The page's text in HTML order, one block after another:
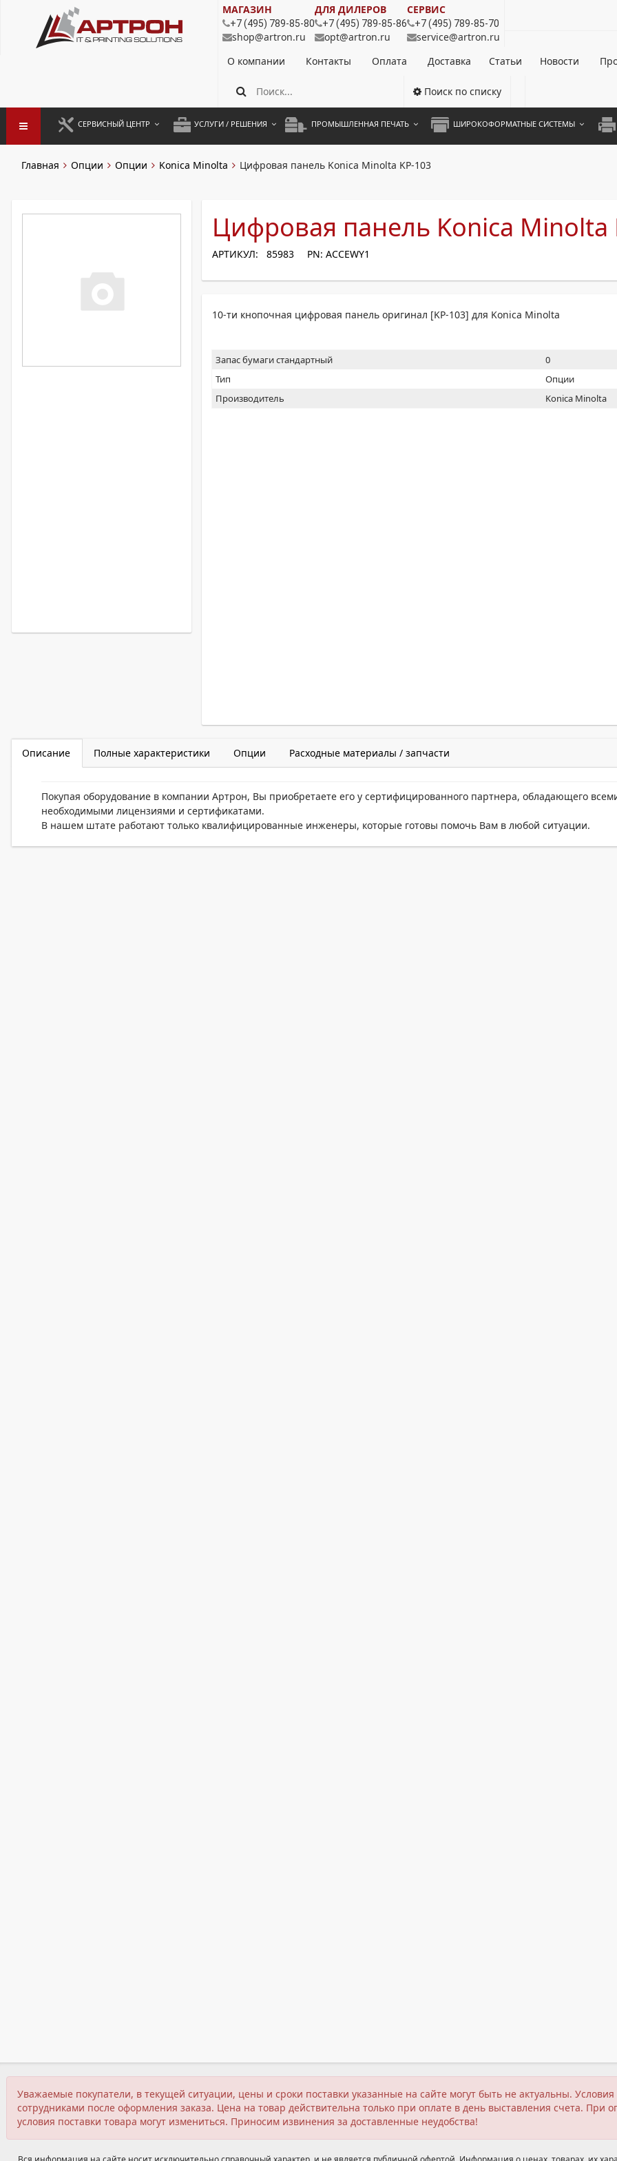
МАГАЗИН
+7 (495) 789-85-80
shop@artron.ru
ДЛЯ ДИЛЕРОВ
+7 (495) 789-85-86
opt@artron.ru
СЕРВИС
+7 (495) 789-85-70
service@artron.ru
О компании
Контакты Оплата Доставка Статьи Новости
Поиск по списку
СЕРВИСНЫЙ ЦЕНТР УСЛУГИ / РЕШЕНИЯ
АРЕНДА ОБОРУДОВАНИЯ
ПРОМЫШЛЕННАЯ ПЕЧАТЬ ШИРОКОФОРМАТНЫЕ СИСТЕМЫ
А4
Главная Опции Опции Konica Minolta Цифровая панель Konica Minolta KP-103
Цифровая панель Konica Minolta
АРТИКУЛ: 85983 PN: ACCEWY1
10-ти кнопочная цифровая панель оригинал [KP-103] для Konica Minolta
Запас бумаги стандартный
0
Тип
Опции
Производитель
Konica Minolta
Описание Полные характеристики Опции Расходные материалы / запчасти
Покупая оборудование в компании Артрон, Вы приобретаете его у сертифицированного партнера, обладающего
необходимыми лицензиями и сертификатами.
В нашем штате работают только квалифицированные инженеры, которые готовы помочь Вам в любой ситуации.
Уважаемые покупатели, в текущей ситуации, цены и сроки поставки указанные на сайте могут быть не актуальны.
сотрудниками после оформления заказа. Цена на товар действительна только при оплате в день выставления счета.
условия поставки товара могут измениться. Приносим извинения за доставленные неудобства!